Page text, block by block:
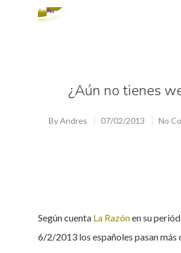
¿Aún no tienes
ByAndres 07/02/2013 No
Según cuenta La Razónen su
6/2/2013 los españoles pasan más